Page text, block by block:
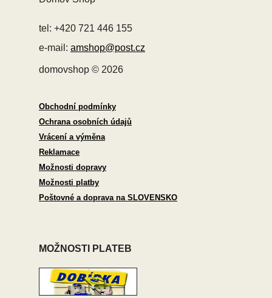
tel: +420 721 446 155
e-mail: amshop@post.cz
domovshop © 2026
Obchodní podmínky
Ochrana osobních údajů
Vrácení a výměna
Reklamace
Možnosti dopravy
Možnosti platby
Poštovné a doprava na SLOVENSKO
MOŽNOSTI PLATEB